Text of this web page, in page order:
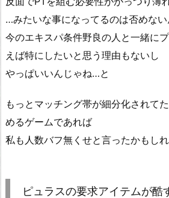
…みたいな事になってるのは否めな
今のエキスパ条件野良の人と一緒に
えば特にしたいと思う理由もないし
やっぱいいんじゃね…と
もっとマッチング帯が細分化されて
めるゲームであれば
私も人数バフ無くせと言ったかもし
ピュラスの要求アイテムが酷